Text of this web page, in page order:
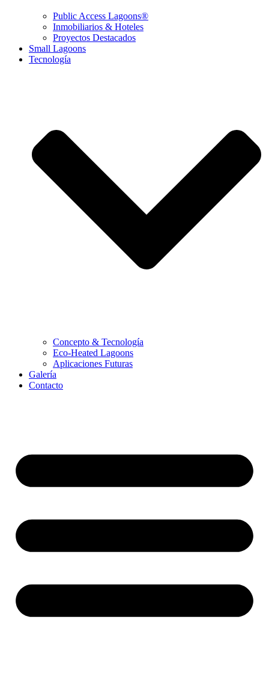
Public Access Lagoons®
Inmobiliarios & Hoteles
Proyectos Destacados
Small Lagoons
Tecnología
Concepto & Tecnología
Eco-Heated Lagoons
Aplicaciones Futuras
Galería
Contacto